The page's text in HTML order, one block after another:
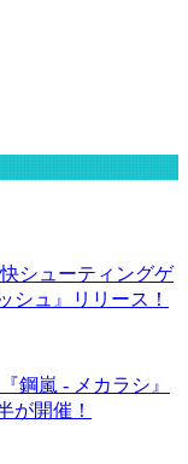
シューティングゲ
シュ』リリース！
鋼嵐 - メカラシ』
が開催！